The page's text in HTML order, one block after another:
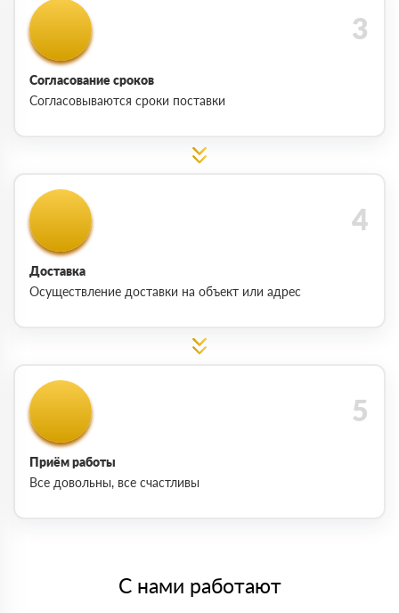
Согласование сроков
Согласовываются сроки поставки
Доставка
Осуществление доставки на объект или адрес
Приём работы
Все довольны, все счастливы
С нами работают